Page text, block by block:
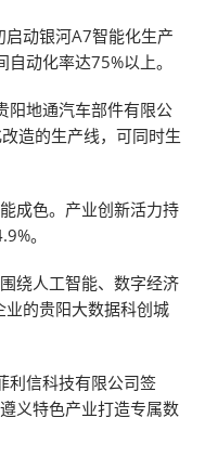
动银河A7智能化生产
动化率达75%以上。
阳地通汽车部件有限公
造的生产线，可同时生
成色。产业创新活力持
。
绕人工智能、数字经济
的贵阳大数据科创城
利信科技有限公司签
义特色产业打造专属数